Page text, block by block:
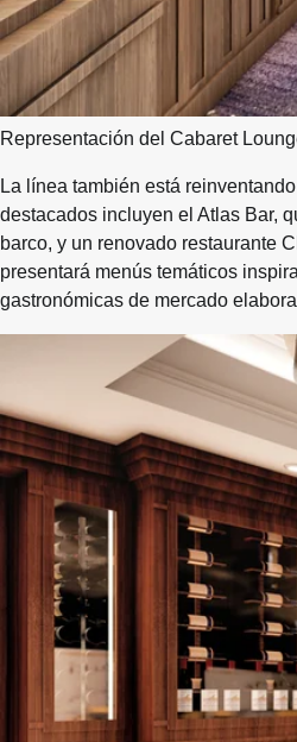
Representación del Cabaret
La línea también está
destacados incluyen el Atlas Bar,
barco, y un renovado restaurante
presentará menús temáticos
gastronómicas de mercado